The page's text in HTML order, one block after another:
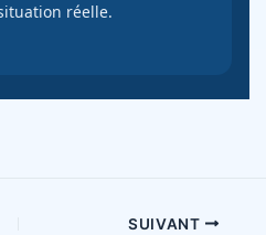
réelle.
SUIVANT